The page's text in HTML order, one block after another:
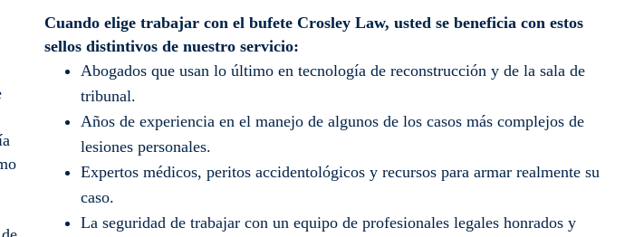
Cuando elige trabajar con el bufete Crosley Law, usted se beneficia con estos
sellos distintivos de nuestro servicio:
Abogados que usan lo último en tecnología de reconstrucción y de la sala de
tribunal.
Años de experiencia en el manejo de algunos de los casos más complejos de
lesiones personales.
Expertos médicos, peritos accidentológicos y recursos para armar realmente su
caso.
La seguridad de trabajar con un equipo de profesionales legales honrados y